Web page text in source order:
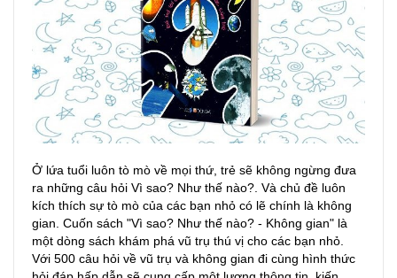
Ở lứa tuổi luôn tò mò về mọi thứ, trẻ sẽ không ngừng đưa
ra những câu hỏi Vì sao? Như thế nào?. Và chủ đề luôn
kích thích sự tò mò của các bạn nhỏ có lẽ chính là không
gian. Cuốn sách "Vì sao? Như thế nào? - Không gian" là
một dòng sách khám phá vũ trụ thú vị cho các bạn nhỏ.
Với 500 câu hỏi về vũ trụ và không gian đi cùng hình thức